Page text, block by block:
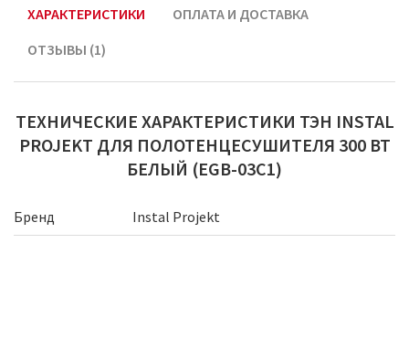
ХАРАКТЕРИСТИКИ
ОПЛАТА И ДОСТАВКА
ОТЗЫВЫ (1)
ТЕХНИЧЕСКИЕ ХАРАКТЕРИСТИКИ ТЭН INSTAL
PROJEKT ДЛЯ ПОЛОТЕНЦЕСУШИТЕЛЯ 300 ВТ
БЕЛЫЙ (EGB-03C1)
Бренд Instal Projekt